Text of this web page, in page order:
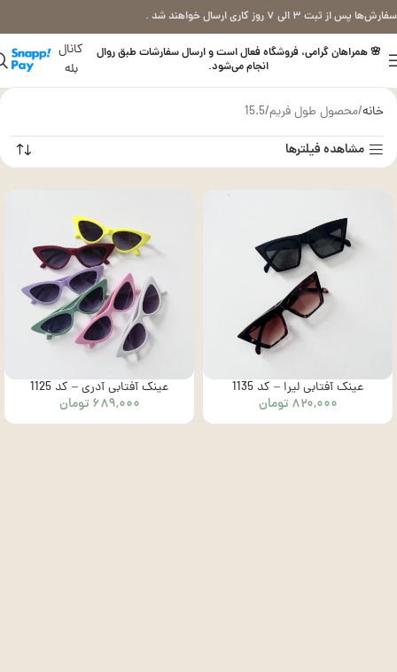
سفارش‌ها پس از ثبت ۳ الی ۷ روز کاری ارسال خواهند شد .
🌸 همراهان گرامی، فروشگاه فعال است و ارسال سفارشات طبق روال
انجام می‌شود.
کانال
بله
خانه محصول طول فریم 15.5
مشاهده فیلترها
عینک آفتابی لیرا – کد 1135
۸۲۰,۰۰۰ تومان
عینک آفتابی آدری – کد 1125
۶۸۹,۰۰۰ تومان